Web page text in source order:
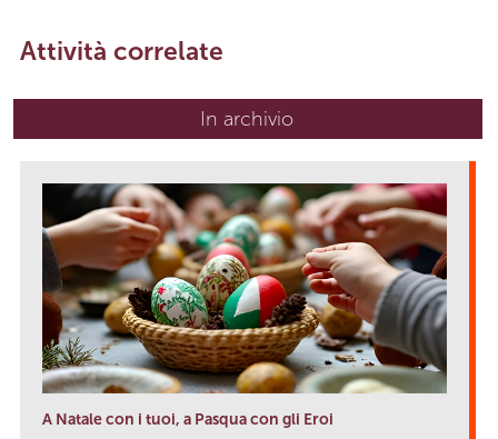
Attività correlate
In archivio
A Natale con i tuoi, a Pasqua con gli Eroi